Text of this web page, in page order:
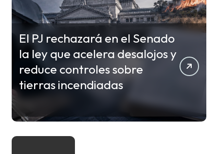
El PJ rechazará en el Senado
la ley que acelera desalojos y
reduce controles sobre
tierras incendiadas